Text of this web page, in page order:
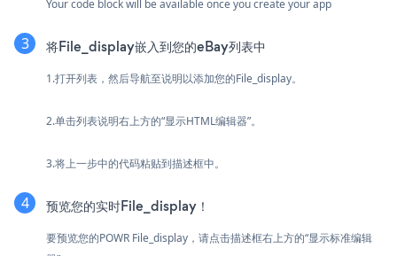
Your code block will be available once you create your app
将File_display嵌入到您的eBay列表中
1.打开列表，然后导航至说明以添加您的File_display。
2.单击列表说明右上方的“显示HTML编辑器”。
3.将上一步中的代码粘贴到描述框中。
预览您的实时File_display！
要预览您的POWR File_display，请点击描述框右上方的“显示标准编辑